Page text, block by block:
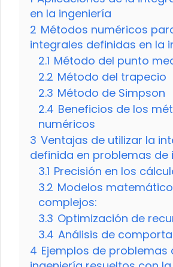
en la ingeniería
2 Métodos numéricos
integrales definidas en la
2.1 Método del punto
2.2 Método del trapecio
2.3 Método de Simpson
2.4 Beneficios de los
numéricos
3 Ventajas de utilizar la
definida en problemas de
3.1 Precisión en los
3.2 Modelos
complejos:
3.3 Optimización de
3.4 Análisis de
4 Ejemplos de problemas